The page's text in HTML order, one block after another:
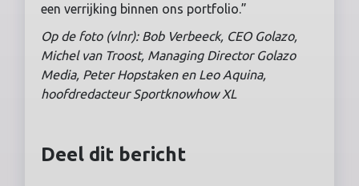
een verrijking binnen ons portfolio.”
Op de foto (vlnr): Bob Verbeeck, CEO Golazo,
Michel van Troost, Managing Director Golazo
Media, Peter Hopstaken en Leo Aquina,
hoofdredacteur Sportknowhow XL
Deel dit bericht